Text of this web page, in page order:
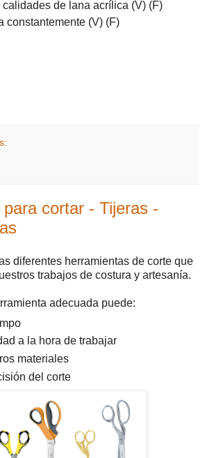
calidades de lana acrílica (V) (F)
constantemente (V) (F)
cortar - Tijeras -
diferentes herramientas de corte que
trabajos de costura y artesanía.
adecuada puede:
a la hora de trabajar
materiales
del corte